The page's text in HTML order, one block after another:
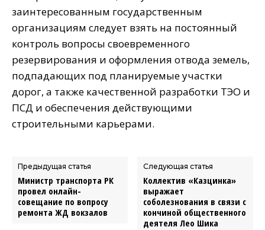
заинтересованным государственным
организациям следует взять на постоянный
контроль вопросы своевременного
резервирования и оформления отвода земель,
подпадающих под планируемые участки
дорог, а также качественной разработки ТЭО и
ПСД и обеспечения действующими
строительными карьерами.
Предыдущая статья
Министр транспорта РК
провел онлайн-
совещание по вопросу
ремонта ЖД вокзалов
Следующая статья
Коллектив «Казцинка»
выражает
соболезнования в связи с
кончиной общественного
деятеля Лео Шика